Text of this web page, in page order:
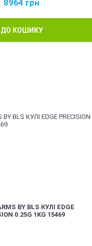
8964 грн
ДО КОШИКУ
BY BLS КУЛІ EDGE
0.25G 1KG 15469